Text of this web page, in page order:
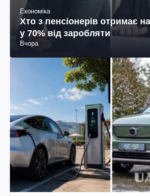
Економіка
Хто з пенсіонерів отримає
у 70% від заробляти
Вчора